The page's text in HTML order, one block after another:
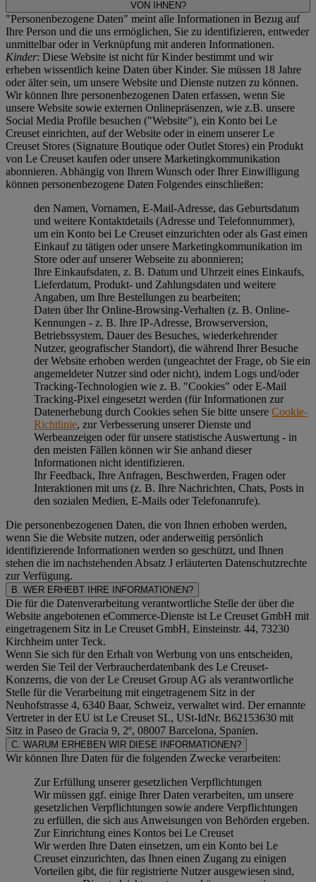
VON IHNEN?
"Personenbezogene Daten" meint alle Informationen in Bezug auf
Ihre Person und die uns ermöglichen, Sie zu identifizieren, entweder
unmittelbar oder in Verknüpfung mit anderen Informationen.
Kinder: Diese Website ist nicht für Kinder bestimmt und wir
erheben wissentlich keine Daten über Kinder. Sie müssen 18 Jahre
oder älter sein, um unsere Website und Dienste nutzen zu können.
Wir können Ihre personenbezogenen Daten erfassen, wenn Sie
unsere Website sowie externen Onlinepräsenzen, wie z.B. unsere
Social Media Profile besuchen ("Website"), ein Konto bei Le
Creuset einrichten, auf der Website oder in einem unserer Le
Creuset Stores (Signature Boutique oder Outlet Stores) ein Produkt
von Le Creuset kaufen oder unsere Marketingkommunikation
abonnieren. Abhängig von Ihrem Wunsch oder Ihrer Einwilligung
können personenbezogene Daten Folgendes einschließen:
den Namen, Vornamen, E-Mail-Adresse, das Geburtsdatum
und weitere Kontaktdetails (Adresse und Telefonnummer),
um ein Konto bei Le Creuset einzurichten oder als Gast einen
Einkauf zu tätigen oder unsere Marketingkommunikation im
Store oder auf unserer Webseite zu abonnieren;
Ihre Einkaufsdaten, z. B. Datum und Uhrzeit eines Einkaufs,
Lieferdatum, Produkt- und Zahlungsdaten und weitere
Angaben, um Ihre Bestellungen zu bearbeiten;
Daten über Ihr Online-Browsing-Verhalten (z. B. Online-
Kennungen - z. B. Ihre IP-Adresse, Browserversion,
Betriebssystem, Dauer des Besuches, wiederkehrender
Nutzer, geografischer Standort), die während Ihrer Besuche
der Website erhoben werden (ungeachtet der Frage, ob Sie ein
angemeldeter Nutzer sind oder nicht), indem Logs und/oder
Tracking-Technologien wie z. B. "Cookies" oder E-Mail
Tracking-Pixel eingesetzt werden (für Informationen zur
Datenerhebung durch Cookies sehen Sie bitte unsere Cookie-
Richtlinie, zur Verbesserung unserer Dienste und
Werbeanzeigen oder für unsere statistische Auswertung - in
den meisten Fällen können wir Sie anhand dieser
Informationen nicht identifizieren.
Ihr Feedback, Ihre Anfragen, Beschwerden, Fragen oder
Interaktionen mit uns (z. B. Ihre Nachrichten, Chats, Posts in
den sozialen Medien, E-Mails oder Telefonanrufe).
Die personenbezogenen Daten, die von Ihnen erhoben werden,
wenn Sie die Website nutzen, oder anderweitig persönlich
identifizierende Informationen werden so geschützt, und Ihnen
stehen die im nachstehenden Absatz J erläuterten Datenschutzrechte
zur Verfügung.
B. WER ERHEBT IHRE INFORMATIONEN?
Die für die Datenverarbeitung verantwortliche Stelle der über die
Website angebotenen eCommerce-Dienste ist Le Creuset GmbH mit
eingetragenem Sitz in Le Creuset GmbH, Einsteinstr. 44, 73230
Kirchheim unter Teck.
Wenn Sie sich für den Erhalt von Werbung von uns entscheiden,
werden Sie Teil der Verbraucherdatenbank des Le Creuset-
Konzerns, die von der Le Creuset Group AG als verantwortliche
Stelle für die Verarbeitung mit eingetragenem Sitz in der
Neuhofstrasse 4, 6340 Baar, Schweiz, verwaltet wird. Der ernannte
Vertreter in der EU ist Le Creuset SL, USt-IdNr. B62153630 mit
Sitz in Paseo de Gracia 9, 2º, 08007 Barcelona, Spanien.
C. WARUM ERHEBEN WIR DIESE INFORMATIONEN?
Wir können Ihre Daten für die folgenden Zwecke verarbeiten:
Zur Erfüllung unserer gesetzlichen Verpflichtungen
Wir müssen ggf. einige Ihrer Daten verarbeiten, um unsere
gesetzlichen Verpflichtungen sowie andere Verpflichtungen
zu erfüllen, die sich aus Anweisungen von Behörden ergeben.
Zur Einrichtung eines Kontos bei Le Creuset
Wir werden Ihre Daten einsetzen, um ein Konto bei Le
Creuset einzurichten, das Ihnen einen Zugang zu einigen
Vorteilen gibt, die für registrierte Nutzer ausgewiesen sind,